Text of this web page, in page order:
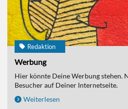
Redaktion
Werbung
Hier könnte Deine Werbung stehen.
Besucher auf Deiner Internetseite.
Weiterlesen